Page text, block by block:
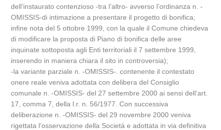
dell’instaurato contenzioso -tra l’altro- avverso l’ordinanza n. -
OMISSIS-di intimazione a presentare il progetto di bonifica;
infine nota del 5 ottobre 1999, con la quale il Comune chiedeva
di modificare la proposta di Piano di bonifica delle aree
inquinate sottoposta agli Enti territoriali il 7 settembre 1999,
inserendo in maniera chiara il sito in controversia);
-la variante parziale n. -OMISSIS-. contenente il contestato
onere reale veniva adottata con delibera del Consiglio
comunale n. -OMISSIS- del 27 settembre 2000 ai sensi dell’art.
17, comma 7, della l.r. n. 56/1977. Con successiva
deliberazione n. -OMISSIS- del 29 novembre 2000 veniva
rigettata l’osservazione della Società e adottata in via definitiva